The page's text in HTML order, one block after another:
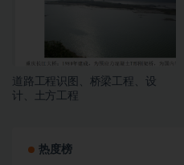
道路工程识图、桥梁工程、设
计、土方工程
热度榜